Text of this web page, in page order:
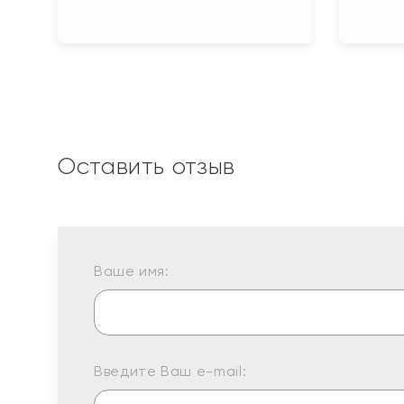
Оставить отзыв
Ваше имя:
Введите Ваш e-mail: